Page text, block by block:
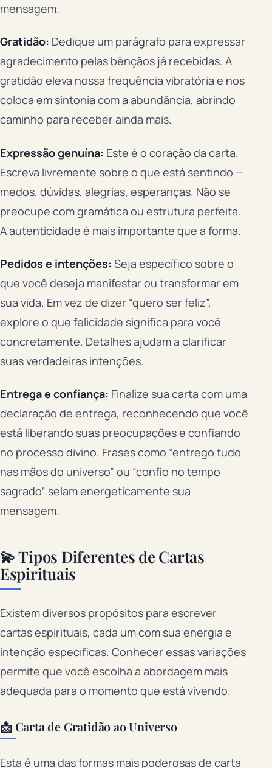
mensagem.
Gratidão: Dedique um parágrafo para expressar
agradecimento pelas bênçãos já recebidas. A
gratidão eleva nossa frequência vibratória e nos
coloca em sintonia com a abundância, abrindo
caminho para receber ainda mais.
Expressão genuína: Este é o coração da carta.
Escreva livremente sobre o que está sentindo —
medos, dúvidas, alegrias, esperanças. Não se
preocupe com gramática ou estrutura perfeita.
A autenticidade é mais importante que a forma.
Pedidos e intenções: Seja específico sobre o
que você deseja manifestar ou transformar em
sua vida. Em vez de dizer “quero ser feliz”,
explore o que felicidade significa para você
concretamente. Detalhes ajudam a clarificar
suas verdadeiras intenções.
Entrega e confiança: Finalize sua carta com uma
declaração de entrega, reconhecendo que você
está liberando suas preocupações e confiando
no processo divino. Frases como “entrego tudo
nas mãos do universo” ou “confio no tempo
sagrado” selam energeticamente sua
mensagem.
💫 Tipos Diferentes de Cartas
Espirituais
Existem diversos propósitos para escrever
cartas espirituais, cada um com sua energia e
intenção específicas. Conhecer essas variações
permite que você escolha a abordagem mais
adequada para o momento que está vivendo.
📩 Carta de Gratidão ao Universo
Esta é uma das formas mais poderosas de carta